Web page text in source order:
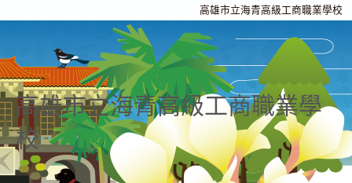
高雄市立海青高級工商職業學校
高雄市立海青高級工商職業學
校